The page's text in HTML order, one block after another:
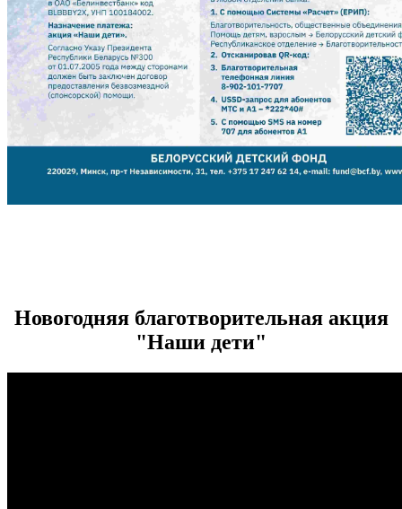
Новогодняя благотворительная акция
"Наши дети"